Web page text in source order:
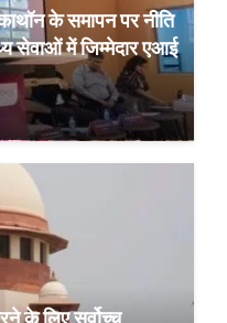
के समापन पर नीति
सेवाओं में जिम्मेदार एआई